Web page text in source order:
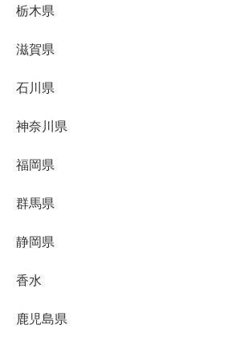
栃木県
滋賀県
石川県
神奈川県
福岡県
群馬県
静岡県
香水
鹿児島県